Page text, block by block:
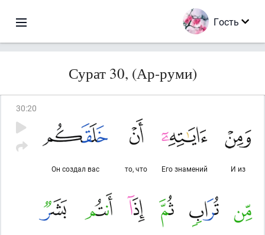
Гость
Сурат 30, (Ар-руми)
30:20
И из
Его знамений
то, что
Он создал вас